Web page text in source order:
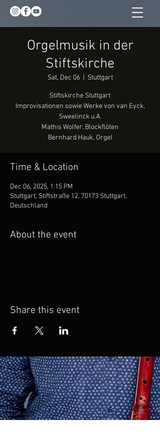
Orgelmusik in der
Stiftskirche
Sat, Dec 06
  |
Stuttgart
Stiftskirche Stuttgart
Improvisationen sowie Werke von van Eyck,
Sweelinck u.A.
Mathis Wolfer, Blockflöten
Bernhard Hauk, Orgel
Time & Location
Dec 06, 2025, 1:15 PM
Stuttgart, Stiftstraße 12, 70173 Stuttgart,
Deutschland
About the event
Share this event